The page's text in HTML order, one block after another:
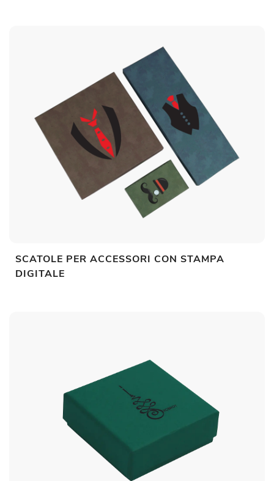
SCATOLE PER ACCESSORI CON STAMPA
DIGITALE